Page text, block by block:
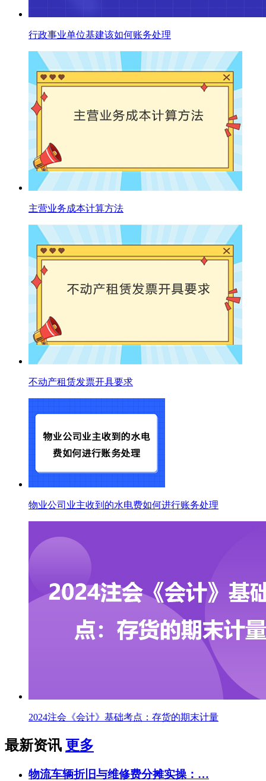
行政事业单位基建该如何账务处理
主营业务成本计算方法
不动产租赁发票开具要求
物业公司业主收到的水电费如何进行账务处理
2024注会《会计》基础考点：存货的期末计量
最新资讯 更多
物流车辆折旧与维修费分摊实操：…